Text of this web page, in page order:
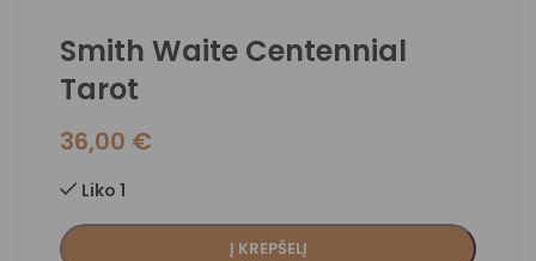
Smith Waite Centennial
Tarot
36,00 €
Liko 1
Į KREPŠELĮ